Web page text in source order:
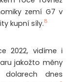
zemí G7 v
kupní síly.8
2022, vidíme i
jakožto měny
dnes